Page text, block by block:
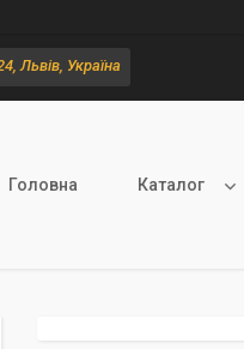
Львів, Україна
Головна Каталог